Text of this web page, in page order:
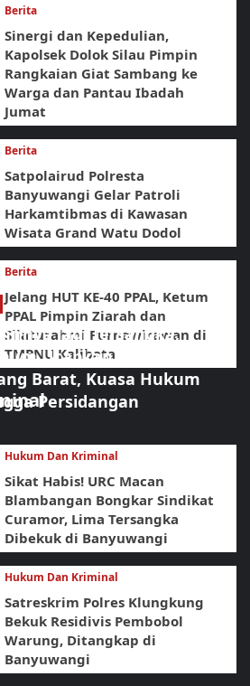
Berita
Sinergi dan Kepedulian,
Kapolsek Dolok Silau Pimpin
Rangkaian Giat Sambang ke
Warga dan Pantau Ibadah
Jumat
Berita
Satpolairud Polresta
Banyuwangi Gelar Patroli
Harkamtibmas di Kawasan
Wisata Grand Watu Dodol
Berita
Jelang HUT KE-40 PPAL, Ketum
PPAL Pimpin Ziarah dan
Silaturahmi Purnawirawan di
TMPNU Kalibata
Jadi Tersangka,
Ucapkan Terimakasih
Barat, Kuasa Hukum
Persidangan
Hukum Dan Kriminal
Sikat Habis! URC Macan
Blambangan Bongkar Sindikat
Curamor, Lima Tersangka
Dibekuk di Banyuwangi
Hukum Dan Kriminal
Satreskrim Polres Klungkung
Bekuk Residivis Pembobol
Warung, Ditangkap di
Banyuwangi